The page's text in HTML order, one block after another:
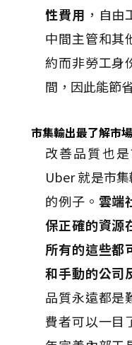
性費用 ，自
中間主管和其
約而非勞工身
間，因此能節
市集輸出最了解市
改善品質也
Uber 就是市
的例子。 雲端
保正確的資源
所有的這些都
和手動的公司
品質永遠都是
費者可以一目